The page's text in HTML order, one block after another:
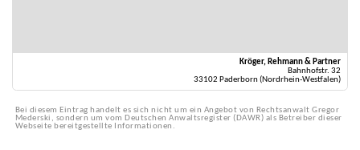
Kröger, Rehmann & Partner
Bahnhofstr. 32
33102 Paderborn (Nordrhein-Westfalen)
Bei diesem Eintrag handelt es sich nicht um ein Angebot von Rechtsanwalt Gregor
Mederski, sondern um vom Deutschen Anwaltsregister (DAWR) als Betreiber dieser
Webseite bereitgestellte Informationen.